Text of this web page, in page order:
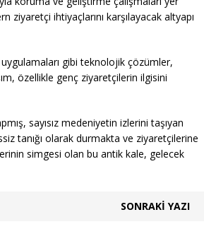
ihtiyaçlarını karşılayacak altyapı
gibi teknolojik çözümler,
özellikle genç ziyaretçilerin ilgisini
sayısız medeniyetin izlerini taşıyan
tanığı olarak durmakta ve ziyaretçilerine
simgesi olan bu antik kale, gelecek
SONRAKI YAZI